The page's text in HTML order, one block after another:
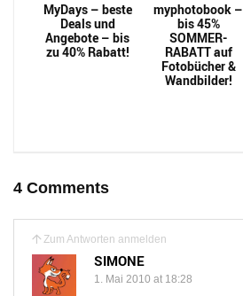
MyDays – beste
Deals und
Angebote – bis
zu 40% Rabatt!
myphotobook –
bis 45%
SOMMER-
RABATT auf
Fotobücher &
Wandbilder!
4 Comments
Zum Antworten anmelden
SIMONE
1. Mai 2010 at 18:28